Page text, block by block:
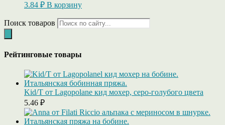
3.84 ₽ В корзину
Поиск товаров
Рейтинговые товары
Kid/T от Lagopolane кид мохер, серо-голубого цвета
5.46 ₽